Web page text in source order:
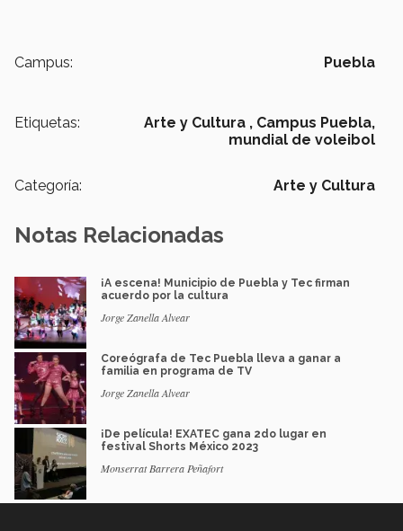
Campus: Puebla
Etiquetas: Arte y Cultura , Campus Puebla,
mundial de voleibol
Categoría: Arte y Cultura
Notas Relacionadas
¡A escena! Municipio de Puebla y Tec firman
acuerdo por la cultura
Jorge Zanella Alvear
Coreógrafa de Tec Puebla lleva a ganar a
familia en programa de TV
Jorge Zanella Alvear
¡De película! EXATEC gana 2do lugar en
festival Shorts México 2023
Monserrat Barrera Peñafort